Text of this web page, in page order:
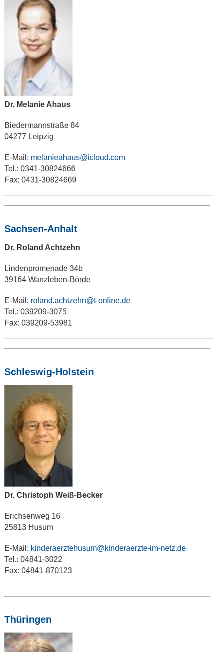
Dr. Melanie Ahaus
Biedermannstraße 84
04277 Leipzig
E-Mail: melanieahaus@icloud.com
Tel.: 0341-30824666
Fax: 0431-30824669
Sachsen-Anhalt
Dr. Roland Achtzehn
Lindenpromenade 34b
39164 Wanzleben-Börde
E-Mail: roland.achtzehn@t-online.de
Tel.: 039209-3075
Fax: 039209-53981
Schleswig-Holstein
Dr. Christoph Weiß-Becker
Erichsenweg 16
25813 Husum
E-Mail: kinderaerztehusum@kinderaerzte-im-netz.de
Tel.: 04841-3022
Fax: 04841-870123
Thüringen